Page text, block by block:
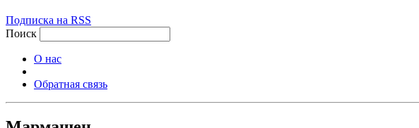
Подписка на RSS
Поиск
О нас
Обратная связь